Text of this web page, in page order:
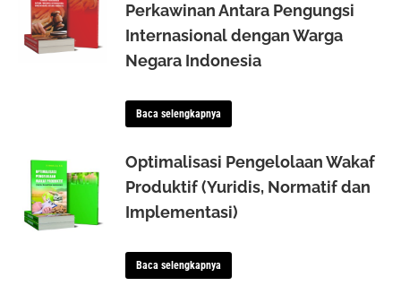
Perkawinan Antara Pengungsi
Internasional dengan Warga
Negara Indonesia
Baca selengkapnya
Optimalisasi Pengelolaan Wakaf
Produktif (Yuridis, Normatif dan
Implementasi)
Baca selengkapnya